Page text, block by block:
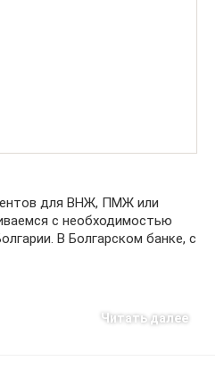
для ВНЖ, ПМЖ или
с необходимостью
В Болгарском банке, с
Читать далее